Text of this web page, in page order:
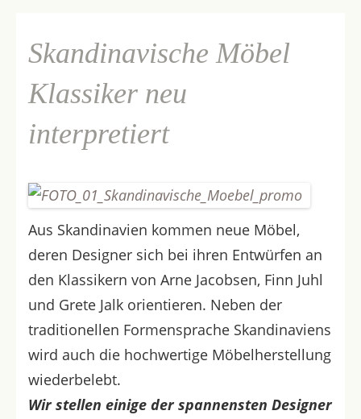
Skandinavische Möbel
Klassiker neu
interpretiert
Aus Skandinavien kommen neue Möbel,
deren Designer sich bei ihren Entwürfen an
den Klassikern von Arne Jacobsen, Finn Juhl
und Grete Jalk orientieren. Neben der
traditionellen Formensprache Skandinaviens
wird auch die hochwertige Möbelherstellung
wiederbelebt.
Wir stellen einige der spannensten Designer